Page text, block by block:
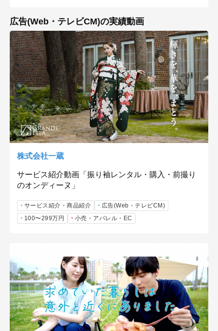
広告(Web・テレビCM)の実績動画
株式会社一蔵
サービス紹介動画「振り袖レンタル・購入・前撮り
のオンディーヌ」
サービス紹介・商品紹介
広告(Web・テレビCM)
100〜299万円
小売・アパレル・EC